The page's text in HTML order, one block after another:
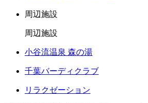
周辺施設
周辺施設
小谷流温泉 森の湯
千葉バーディクラブ
リラクゼーション